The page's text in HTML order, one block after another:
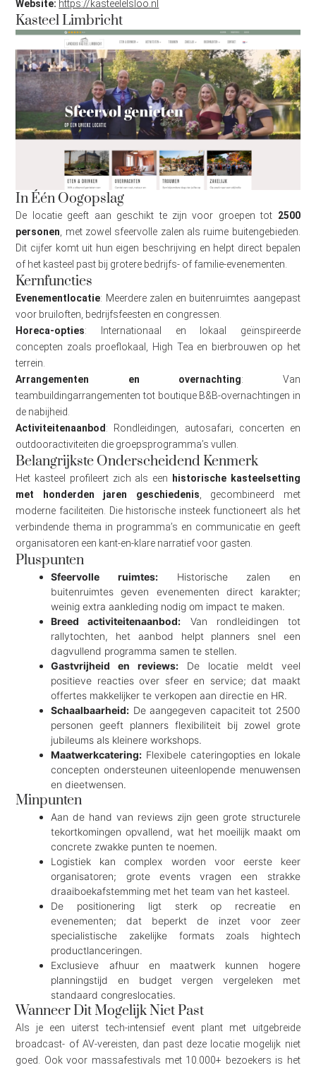
Website: https://kasteelelsloo.nl
Kasteel Limbricht
In Één Oogopslag
De locatie geeft aan geschikt te zijn voor groepen tot 2500
personen , met zowel sfeervolle zalen als ruime buitengebieden.
Dit cijfer komt uit hun eigen beschrijving en helpt direct bepalen
of het kasteel past bij grotere bedrijfs- of familie-evenementen.
Kernfuncties
Evenementlocatie: Meerdere zalen en buitenruimtes aangepast
voor bruiloften, bedrijfsfeesten en congressen.
Horeca-opties: Internationaal en lokaal geïnspireerde
concepten zoals proeflokaal, High Tea en bierbrouwen op het
terrein.
Arrangementen en overnachting: Van
teambuildingarrangementen tot boutique B&B-overnachtingen in
de nabijheid.
Activiteitenaanbod : Rondleidingen, autosafari, concerten en
outdooractiviteiten die groepsprogramma’s vullen.
Belangrijkste Onderscheidend Kenmerk
Het kasteel profileert zich als een
historische kasteelsetting
met honderden jaren geschiedenis , gecombineerd met
moderne faciliteiten. Die historische insteek functioneert als het
verbindende thema in programma’s en communicatie en geeft
organisatoren een kant-en-klare narratief voor gasten.
Pluspunten
Sfeervolle ruimtes:Historische zalen en
buitenruimtes geven evenementen direct karakter;
weinig extra aankleding nodig om impact te maken.
Breed activiteitenaanbod: Van rondleidingen tot
rallytochten, het aanbod helpt planners snel een
dagvullend programma samen te stellen.
Gastvrijheid en reviews: De locatie meldt veel
positieve reacties over sfeer en service; dat maakt
offertes makkelijker te verkopen aan directie en HR.
Schaalbaarheid: De aangegeven capaciteit tot 2500
personen geeft planners flexibiliteit bij zowel grote
jubileums als kleinere workshops.
Maatwerkcatering: Flexibele cateringopties en lokale
concepten ondersteunen uiteenlopende menuwensen
en dieetwensen.
Minpunten
Aan de hand van reviews zijn geen grote structurele
tekortkomingen opvallend, wat het moeilijk maakt om
concrete zwakke punten te noemen.
Logistiek kan complex worden voor eerste keer
organisatoren; grote events vragen een strakke
draaiboekafstemming met het team van het kasteel.
De positionering ligt sterk op recreatie en
evenementen; dat beperkt de inzet voor zeer
specialistische zakelijke formats zoals hightech
productlanceringen.
Exclusieve afhuur en maatwerk kunnen hogere
planningstijd en budget vergen vergeleken met
standaard congreslocaties.
Wanneer Dit Mogelijk Niet Past
Als je een uiterst tech-intensief event plant met uitgebreide
broadcast- of AV-vereisten, dan past deze locatie mogelijk niet
goed. Ook voor massafestivals met 10.000+ bezoekers is het